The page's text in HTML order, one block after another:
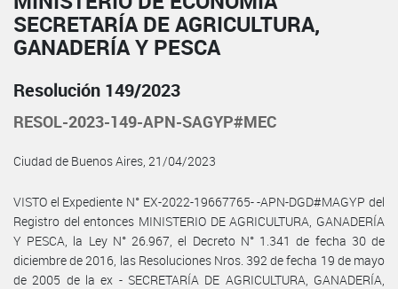
SECRETARÍA DE AGRICULTURA,
GANADERÍA Y PESCA
Resolución 149/2023
RESOL-2023-149-APN-SAGYP#MEC
Ciudad de Buenos Aires, 21/04/2023
VISTO el Expediente N° EX-2022-19667765- -APN-DGD#MAGYP del
Registro del entonces MINISTERIO DE AGRICULTURA, GANADERÍA
Y PESCA, la Ley N° 26.967, el Decreto N° 1.341 de fecha 30 de
diciembre de 2016, las Resoluciones Nros. 392 de fecha 19 de mayo
de 2005 de la ex - SECRETARÍA DE AGRICULTURA, GANADERÍA,